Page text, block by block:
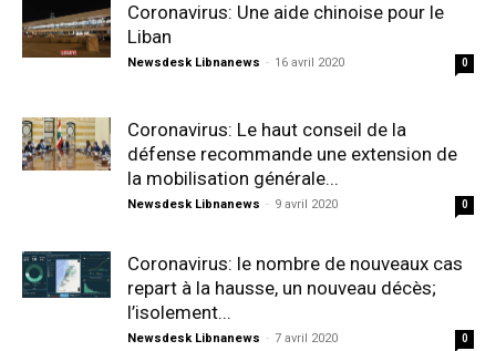
Coronavirus: Une aide chinoise pour le
Liban
Newsdesk Libnanews - 16 avril 2020 0
Coronavirus: Le haut conseil de la
défense recommande une extension de
la mobilisation générale...
Newsdesk Libnanews - 9 avril 2020 0
Coronavirus: le nombre de nouveaux cas
repart à la hausse, un nouveau décès;
l’isolement...
Newsdesk Libnanews - 7 avril 2020 0